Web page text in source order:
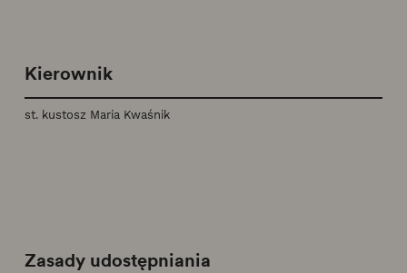
Kierownik
st. kustosz Maria Kwaśnik
Zasady udostępniania